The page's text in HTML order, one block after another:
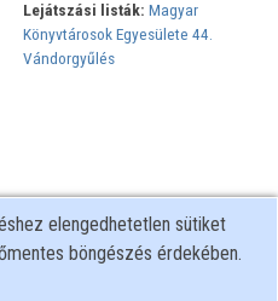
Lejátszási listák: Magyar
Könyvtárosok Egyesülete 44.
Vándorgyűlés
elengedhetetlen sütiket
böngészés érdekében.